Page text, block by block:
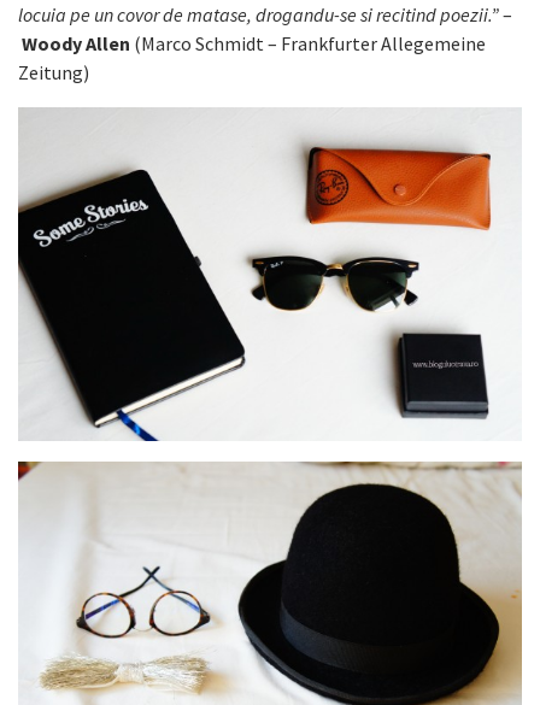
locuia pe un covor de matase, drogandu-se si recitind poezii.”–
Woody Allen (Marco Schmidt – Frankfurter Allegemeine
Zeitung)